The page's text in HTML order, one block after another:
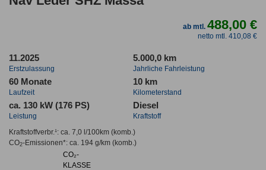
ab mtl.488,00 €
netto mtl. 410,08 €
11.2025
Erstzulassung
5.000,0 km
Jahrliche Fahrleistung
60 Monate
Laufzeit
10 km
Kilometerstand
ca. 130 kW (176 PS)
Leistung
Diesel
Kraftstoff
Kraftstoffverbr.¹: ca. 7,0 l/100km(komb.)
CO2-Emissionen*: ca. 194 g/km(komb.)
CO₂-
KLASSE